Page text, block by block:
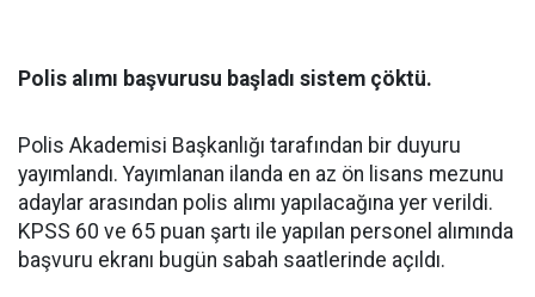
Polis alımı başvurusu başladı sistem çöktü.
Polis Akademisi Başkanlığı tarafından bir duyuru
yayımlandı. Yayımlanan ilanda en az ön lisans mezunu
adaylar arasından polis alımı yapılacağına yer verildi.
KPSS 60 ve 65 puan şartı ile yapılan personel alımında
başvuru ekranı bugün sabah saatlerinde açıldı.